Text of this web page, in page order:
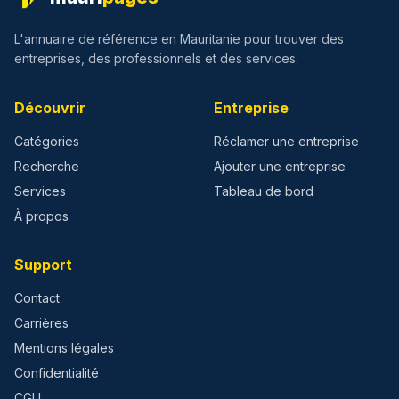
L'annuaire de référence en Mauritanie pour trouver des
entreprises, des professionnels et des services.
Découvrir
Catégories
Recherche
Services
À propos
Entreprise
Réclamer une entreprise
Ajouter une entreprise
Tableau de bord
Support
Contact
Carrières
Mentions légales
Confidentialité